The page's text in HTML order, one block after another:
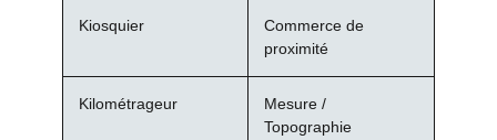
Kiosquier
Commerce de
proximité
Kilométrageur
Mesure /
Topographie